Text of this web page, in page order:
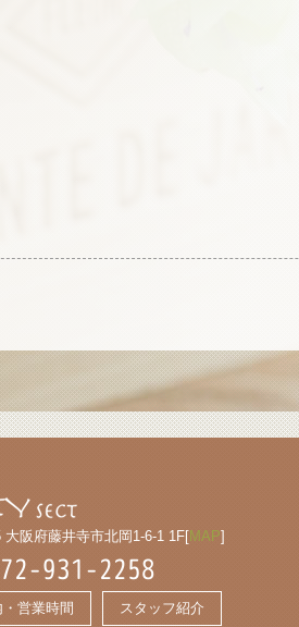
大阪府藤井寺市北岡1-6-1 1F[MAP]
931-2258
営業時間 スタッフ紹介